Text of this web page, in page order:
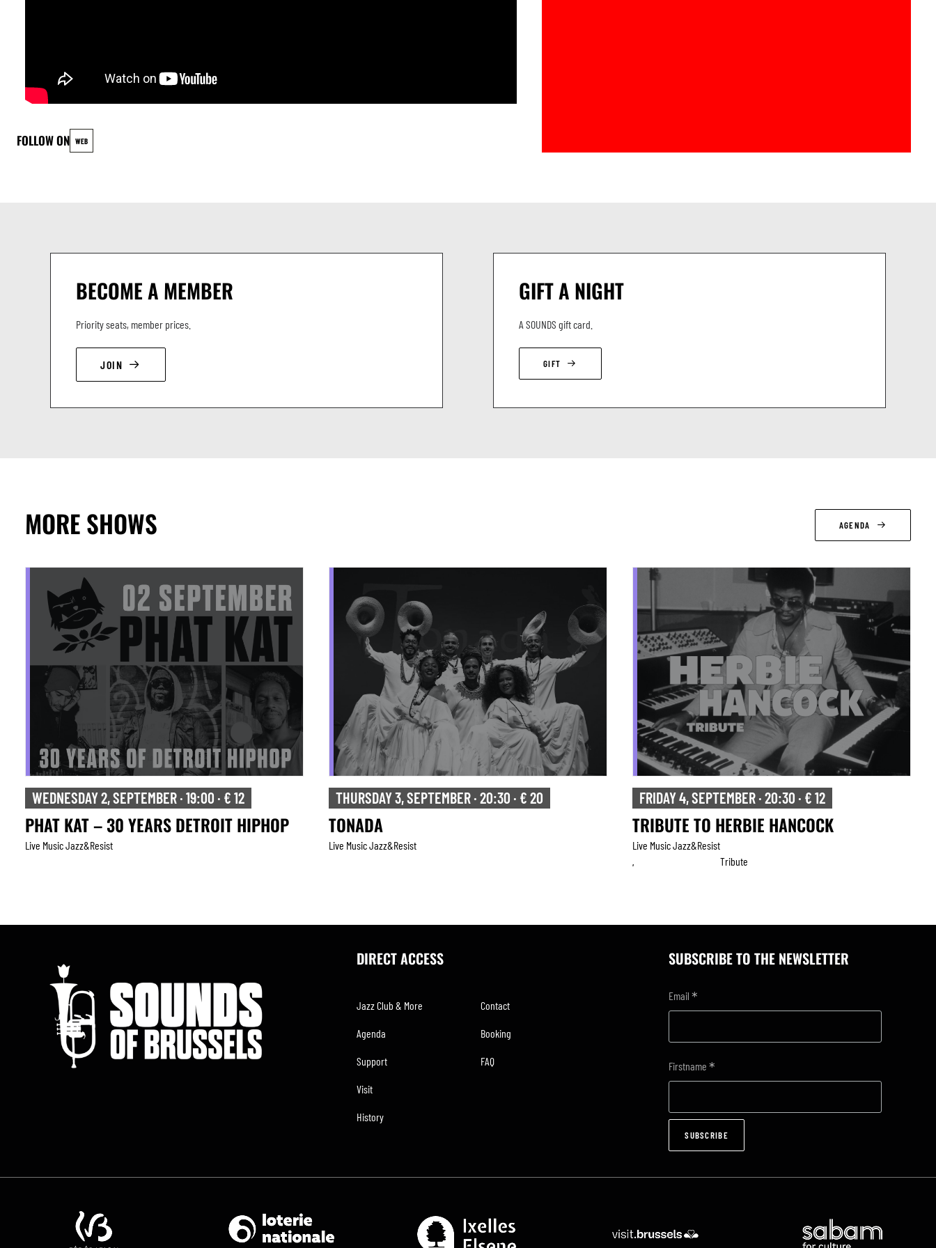
FOLLOW ON WEB
BECOME A MEMBER
Priority seats, member prices.
JOIN
GIFT A NIGHT
A SOUNDS gift card.
GIFT
MORE SHOWS AGENDA
WEDNESDAY 2, SEPTEMBER · 19:00 · € 12
PHAT KAT – 30 YEARS DETROIT HIPHOP
Live Music Jazz&resist
THURSDAY 3, SEPTEMBER · 20:30 · € 20
TONADA
Live Music Jazz&resist
FRIDAY 4, SEPTEMBER · 20:30 · € 12
TRIBUTE TO HERBIE HANCOCK
Live Music Jazz&resist
Tribute
DIRECT ACCESS
Jazz Club & More
Agenda
Support
Visit
History
Contact
Booking
FAQ
SUBSCRIBE TO THE NEWSLETTER
Email*
Firstname*